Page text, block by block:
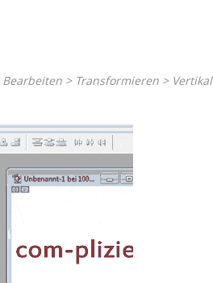
Bearbeiten > Transformieren > Vertikal